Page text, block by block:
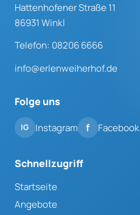
Hattenhofener Straße 11
86931 Winkl
Telefon: 08206 6666
info@erlenweiherhof.de
Folge uns
Instagram Facebook
Schnellzugriff
Startseite
Angebote